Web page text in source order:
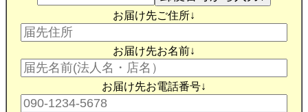
お届け先ご住所↓
お届け先お名前↓
お届け先お電話番号↓